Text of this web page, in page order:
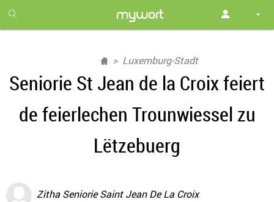
month
free
Luxemburg-Stadt
Seniorie St Jean de la Croix feiert
de feierlechen Trounwiessel zu
Lëtzebuerg
Zitha Seniorie Saint Jean De La Croix